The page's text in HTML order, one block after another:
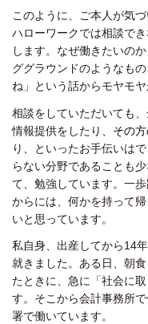
このように、ご本人が気
ハローワークでは相談で
します。なぜ働きたいの
ググラウンドのようなも
ね」という話からモヤモヤ
相談をしていただいても
情報提供をしたり
、その
り、といったお手伝いは
らない分野であることも
て、勉強しています。一
からには、何かを持って
いと思っています。
私自身、出産してから14
就きました。ある日、朝
たときに、急に「社会に
す。そこから会計事務所
署で働いています。